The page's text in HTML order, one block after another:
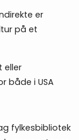
er
på et
eller
både i USA
fylkesbibliotek